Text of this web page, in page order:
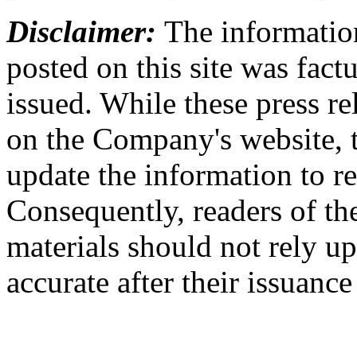
Disclaimer: The
posted on this site was
issued. While these press
on the Company's website,
update the information to
Consequently, readers of
materials should not rely
accurate after their